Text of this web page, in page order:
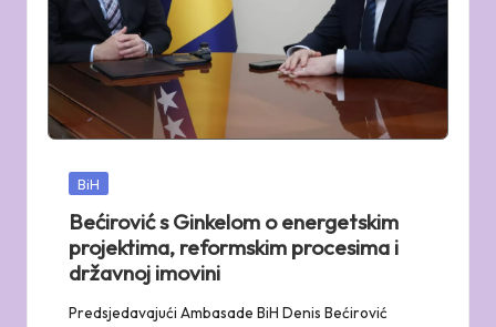
Posted
BiH
Bećirović s Ginkelom o energetskim
projektima, reformskim procesima i
državnoj imovini
Predsjedavajući Ambasade BiH Denis Bećirović